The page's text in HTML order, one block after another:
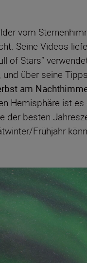
vom
Seine Videos
of Stars“
über seine
am
Hemisphäre ist
der besten
Frühjahr